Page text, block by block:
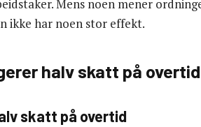
Mens noen mener
ikke har noen stor effekt.
halv skatt på
skatt på overtid